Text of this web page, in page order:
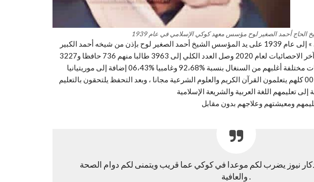
الحاج أحمد الصغير لوح مؤسس معهد كوكي الإسلامي في عام 1939
للتذكير، يعود تاريخ نشأة « دارا كوكي » إلى عام 1939 على يد المؤسس الشيخ أحمد الصغير لوح بإذن من شيخه أحمد الكبير
امبي رحمهما الله ، وكان المعهد في آخر الاحصائيات لعام 2020 وصل العدد الكلي إلى 3963 طالبا منهم 736 حافظا و3227
تلميذا ذكورا وإناثا يتكونون من جنسيات مختلفة أغلبهم من السنغال بنسبة %92،68 وغامبيا %06،43 إضافة إلى موريتيانيا
وغينيا كوناكري وبيساوو بنسبة %00،89 كلهم يتعلمون القرآن الكريم والعلوم الشرعية مجانا ، وبعد التحفظ يلتحقون بالتعليم
دكار نيوز يضرب لكم موعدا في كوكي عما قريب ويتمنى لكم دوام الصحة
والعافية .